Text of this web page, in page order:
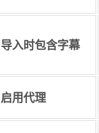
导入时包含字幕
启用代理